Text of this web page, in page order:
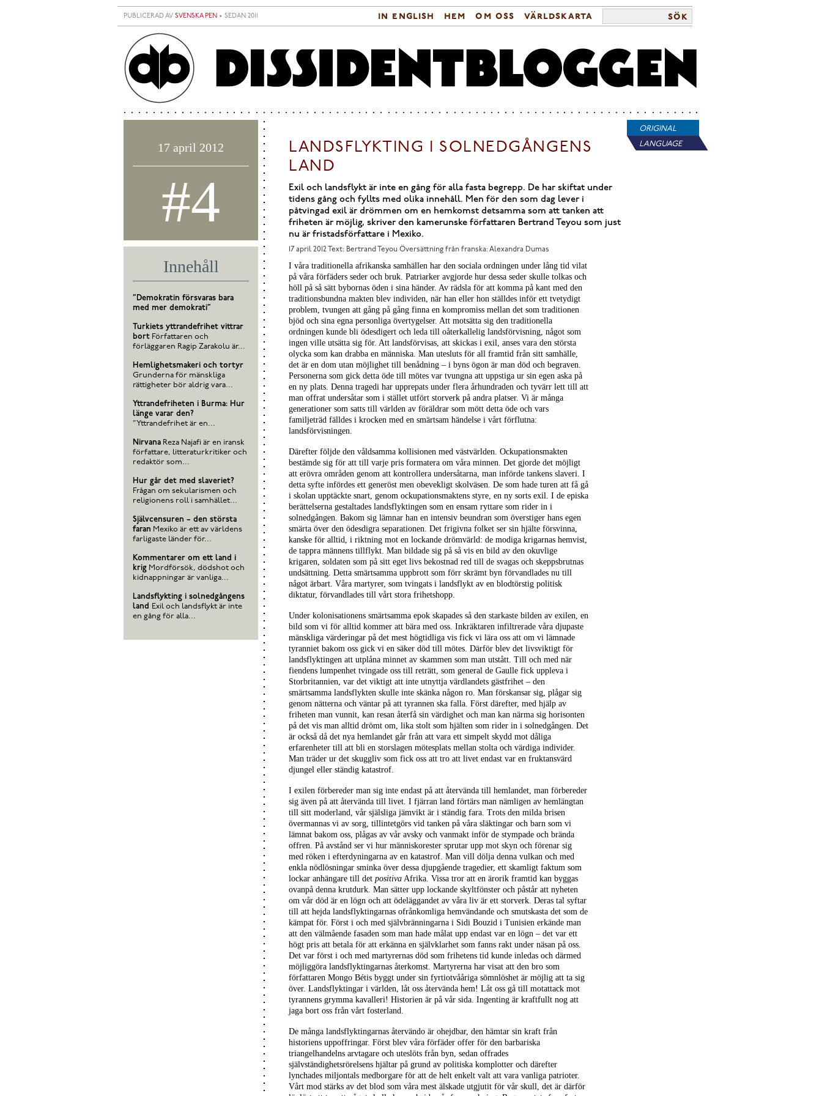
in english
Huvudmeny
hem om oss världskarta sök
PUBLICERAD AV SVENSKA PEN • SEDAN 2011
LANDSFLYKTING I SOLNEDGÅNGENS
LAND
Exil och landsflykt är inte en gång för alla fasta begrepp. De har skiftat under
tidens gång och fyllts med olika innehåll. Men för den som dag lever i
påtvingad exil är drömmen om en hemkomst detsamma som att tanken att
friheten är möjlig, skriver den kamerunske författaren Bertrand Teyou som just
nu är fristadsförfattare i Mexiko.
17 april 2012 Text: Bertrand Teyou Översättning från franska: Alexandra Dumas
I våra traditionella afrikanska samhällen har den sociala ordningen under lång tid vilat
på våra förfäders seder och bruk. Patriarker avgjorde hur dessa seder skulle tolkas och
höll på så sätt bybornas öden i sina händer. Av rädsla för att komma på kant med den
traditionsbundna makten blev individen, när han eller hon ställdes inför ett tvetydigt
problem, tvungen att gång på gång finna en kompromiss mellan det som traditionen
bjöd och sina egna personliga övertygelser. Att motsätta sig den traditionella
ordningen kunde bli ödesdigert och leda till oåterkallelig landsförvisning, något som
ingen ville utsätta sig för. Att landsförvisas, att skickas i exil, anses vara den största
olycka som kan drabba en människa. Man utesluts för all framtid från sitt samhälle,
det är en dom utan möjlighet till benådning – i byns ögon är man död och begraven.
Personerna som gick detta öde till mötes var tvungna att uppstiga ur sin egen aska på
en ny plats. Denna tragedi har upprepats under flera århundraden och tyvärr lett till att
man offrat undersåtar som i stället utfört storverk på andra platser. Vi är många
generationer som satts till världen av föräldrar som mött detta öde och vars
familjeträd fälldes i krocken med en smärtsam händelse i vårt förflutna:
landsförvisningen.
Därefter följde den våldsamma kollisionen med västvärlden. Ockupationsmakten
bestämde sig för att till varje pris formatera om våra minnen. Det gjorde det möjligt
att erövra områden genom att kontrollera undersåtarna, man införde tankens slaveri. I
detta syfte infördes ett generöst men obevekligt skolväsen. De som hade turen att få gå
i skolan upptäckte snart, genom ockupationsmaktens styre, en ny sorts exil. I de episka
berättelserna gestaltades landsflyktingen som en ensam ryttare som rider in i
solnedgången. Bakom sig lämnar han en intensiv beundran som överstiger hans egen
smärta över den ödesdigra separationen. Det frigivna folket ser sin hjälte försvinna,
kanske för alltid, i riktning mot en lockande drömvärld: de modiga krigarnas hemvist,
de tappra männens tillflykt. Man bildade sig på så vis en bild av den okuvlige
krigaren, soldaten som på sitt eget livs bekostnad red till de svagas och skeppsbrutnas
undsättning. Detta smärtsamma uppbrott som förr skrämt byn förvandlades nu till
något ärbart. Våra martyrer, som tvingats i landsflykt av en blodtörstig politisk
diktatur, förvandlades till vårt stora frihetshopp.
Under kolonisationens smärtsamma epok skapades så den starkaste bilden av exilen, en
bild som vi för alltid kommer att bära med oss. Inkräktaren infiltrerade våra djupaste
mänskliga värderingar på det mest högtidliga vis fick vi lära oss att om vi lämnade
tyranniet bakom oss gick vi en säker död till mötes. Därför blev det livsviktigt för
landsflyktingen att utplåna minnet av skammen som man utstått. Till och med när
fiendens lumpenhet tvingade oss till reträtt, som general de Gaulle fick uppleva i
Storbritannien, var det viktigt att inte utnyttja värdlandets gästfrihet – den
smärtsamma landsflykten skulle inte skänka någon ro. Man förskansar sig, plågar sig
genom nätterna och väntar på att tyrannen ska falla. Först därefter, med hjälp av
friheten man vunnit, kan resan återfå sin värdighet och man kan närma sig horisonten
på det vis man alltid drömt om, lika stolt som hjälten som rider in i solnedgången. Det
är också då det nya hemlandet går från att vara ett simpelt skydd mot dåliga
erfarenheter till att bli en storslagen mötesplats mellan stolta och värdiga individer.
Man träder ur det skuggliv som fick oss att tro att livet endast var en fruktansvärd
djungel eller ständig katastrof.
I exilen förbereder man sig inte endast på att återvända till hemlandet, man förbereder
sig även på att återvända till livet. I fjärran land förtärs man nämligen av hemlängtan
till sitt moderland, vår själsliga jämvikt är i ständig fara. Trots den milda brisen
övermannas vi av sorg, tillintetgörs vid tanken på våra släktingar och barn som vi
lämnat bakom oss, plågas av vår avsky och vanmakt inför de stympade och brända
offren. På avstånd ser vi hur människorester sprutar upp mot skyn och förenar sig
med röken i efterdyningarna av en katastrof. Man vill dölja denna vulkan och med
enkla nödlösningar sminka över dessa djupgående tragedier, ett skamligt faktum som
lockar anhängare till det positiva Afrika. Vissa tror att en ärorik framtid kan byggas
ovanpå denna krutdurk. Man sätter upp lockande skyltfönster och påstår att nyheten
om vår död är en lögn och att ödeläggandet av våra liv är ett storverk. Deras tal syftar
till att hejda landsflyktingarnas ofrånkomliga hemvändande och smutskasta det som de
kämpat för. Först i och med självbränningarna i Sidi Bouzid i Tunisien erkände man
att den välmående fasaden som man hade målat upp endast var en lögn – det var ett
högt pris att betala för att erkänna en självklarhet som fanns rakt under näsan på oss.
Det var först i och med martyrernas död som frihetens tid kunde inledas och därmed
möjliggöra landsflyktingarnas återkomst. Martyrerna har visat att den bro som
författaren Mongo Bétis byggt under sin fyrtiotvååriga sömnlöshet är möjlig att ta sig
över. Landsflyktingar i världen, låt oss återvända hem! Låt oss gå till motattack mot
tyrannens grymma kavalleri! Historien är på vår sida. Ingenting är kraftfullt nog att
jaga bort oss från vårt fosterland.
De många landsflyktingarnas återvändo är ohejdbar, den hämtar sin kraft från
historiens uppoffringar. Först blev våra förfäder offer för den barbariska
triangelhandelns arvtagare och uteslöts från byn, sedan offrades
självständighetsrörelsens hjältar på grund av politiska komplotter och därefter
lynchades miljontals medborgare för att de helt enkelt valt att vara vanliga patrioter.
Vårt mod stärks av det blod som våra mest älskade utgjutit för vår skull, det är därför
ORIGINAL
LANGUAGE
17 april 2012
#4
Innehåll
”Demokratin försvaras bara
med mer demokrati”
Turkiets yttrandefrihet vittrar
bort Författaren och
förläggaren Ragip Zarakolu är...
Hemlighetsmakeri och tortyr
Grunderna för mänskliga
rättigheter bör aldrig vara...
Yttrandefriheten i Burma: Hur
länge varar den?
”Yttrandefrihet är en...
Nirvana Reza Najafi är en iransk
författare, litteraturkritiker och
redaktör som...
Hur går det med slaveriet?
Frågan om sekularismen och
religionens roll i samhället...
Självcensuren – den största
faran Mexiko är ett av världens
farligaste länder för...
Kommentarer om ett land i
krig Mordförsök, dödshot och
kidnappningar är vanliga...
Landsflykting i solnedgångens
land
Exil och landsflykt är inte
en gång för alla...